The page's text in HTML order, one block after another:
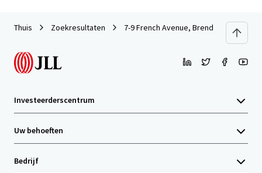
Thuis Zoekresultaten 7-9 French Avenue, Brendale
Investeerderscentrum
Uw behoeften
Bedrijf